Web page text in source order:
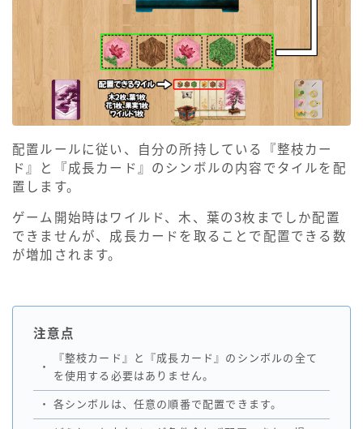
配置ルールに従い、自分の所持している『整枝カー
ド』と『成長カード』のシンボルの内容でタイルを配
置します。
ゲーム開始時はワイルド、木、葉の3枚までしか配置
できませんが、成長カードを取ることで配置できる数
が増加されます。
注意点
・
『整枝カード』と『成長カード』のシンボルの全て
を使用する必要はありません。
・ 各シンボルは、任意の順番で配置できます。